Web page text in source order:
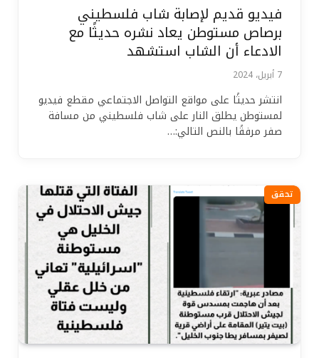
فيديو قديم لإصابة شاب فلسطيني
برصاص مستوطن يعاد نشره حديثًا مع
الادعاء أن الشاب استشهد
7 أبريل، 2024
انتشر حديثًا على مواقع التواصل الاجتماعي مقطع فيديو
لمستوطن يطلق النار على شاب فلسطيني من مسافة
صفر مرفقًا بالنص التالي:…
تحقق